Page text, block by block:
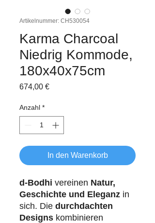
Artikelnummer: CH530054
Karma Charcoal
Niedrig Kommode,
180x40x75cm
674,00 €Preis
Anzahl *
In den Warenkorb
d-Bodhi vereinen Natur,
Geschichte und Eleganz in
sich. Die durchdachten
Designs kombinieren